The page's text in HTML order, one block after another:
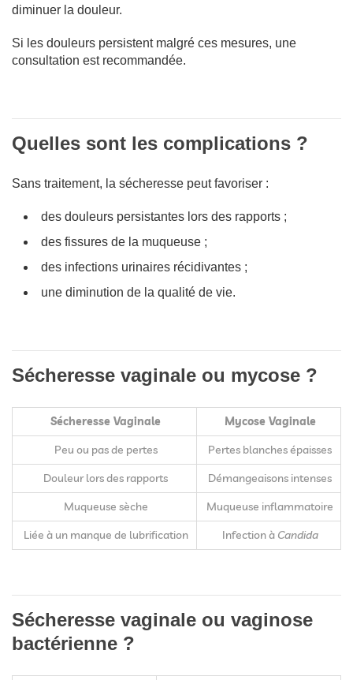
diminuer la douleur.
Si les douleurs persistent malgré ces mesures, une
consultation est recommandée.
Quelles sont les complications ?
Sans traitement, la sécheresse peut favoriser :
des douleurs persistantes lors des rapports ;
des fissures de la muqueuse ;
des infections urinaires récidivantes ;
une diminution de la qualité de vie.
Sécheresse vaginale ou mycose ?
Sécheresse Vaginale
Mycose Vaginale
Peu ou pas de pertes
Pertes blanches épaisses
Douleur lors des rapports
Démangeaisons intenses
Muqueuse sèche
Muqueuse inflammatoire
Liée à un manque de lubrification
Infection à Candida
Sécheresse vaginale ou vaginose
bactérienne ?